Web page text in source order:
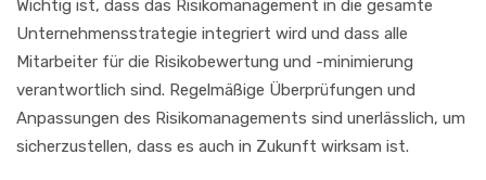
Wichtig ist, dass das Risikomanagement in die gesamte
Unternehmensstrategie integriert wird und dass alle
Mitarbeiter für die Risikobewertung und -minimierung
verantwortlich sind. Regelmäßige Überprüfungen und
Anpassungen des Risikomanagements sind unerlässlich, um
sicherzustellen, dass es auch in Zukunft wirksam ist.